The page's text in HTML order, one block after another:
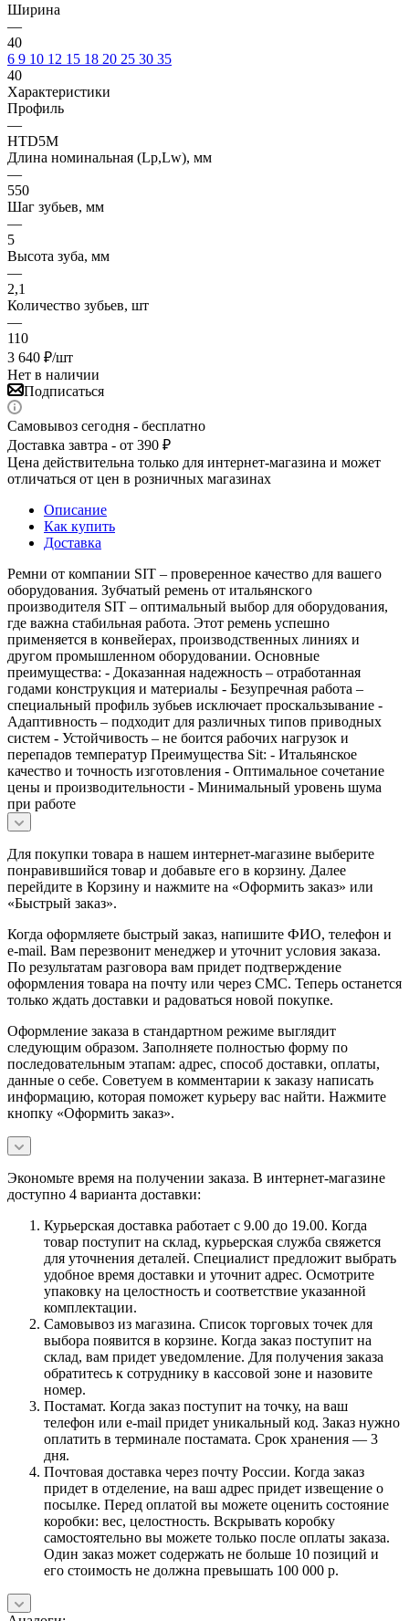
Ширина
—
40
6 9 10 12 15 18 20 25 30 35
40
Характеристики
Профиль
—
HTD5M
Длина номинальная (Lp,Lw), мм
—
550
Шаг зубьев, мм
—
5
Высота зуба, мм
—
2,1
Количество зубьев, шт
—
110
3 640 ₽/шт
Нет в наличии
Подписаться
Самовывоз сегодня - бесплатно
Доставка завтра - от 390 ₽
Цена действительна только для интернет-магазина и может
отличаться от цен в розничных магазинах
Описание
Как купить
Доставка
Ремни от компании SIT – проверенное качество для вашего
оборудования. Зубчатый ремень от итальянского
производителя SIT – оптимальный выбор для оборудования,
где важна стабильная работа. Этот ремень успешно
применяется в конвейерах, производственных линиях и
другом промышленном оборудовании. Основные
преимущества: - Доказанная надежность – отработанная
годами конструкция и материалы - Безупречная работа –
специальный профиль зубьев исключает проскальзывание -
Адаптивность – подходит для различных типов приводных
систем - Устойчивость – не боится рабочих нагрузок и
перепадов температур Преимущества Sit: - Итальянское
качество и точность изготовления - Оптимальное сочетание
цены и производительности - Минимальный уровень шума
при работе
Для покупки товара в нашем интернет-магазине выберите
понравившийся товар и добавьте его в корзину. Далее
перейдите в Корзину и нажмите на «Оформить заказ» или
«Быстрый заказ».
Когда оформляете быстрый заказ, напишите ФИО, телефон и
e-mail. Вам перезвонит менеджер и уточнит условия заказа.
По результатам разговора вам придет подтверждение
оформления товара на почту или через СМС. Теперь останется
только ждать доставки и радоваться новой покупке.
Оформление заказа в стандартном режиме выглядит
следующим образом. Заполняете полностью форму по
последовательным этапам: адрес, способ доставки, оплаты,
данные о себе. Советуем в комментарии к заказу написать
информацию, которая поможет курьеру вас найти. Нажмите
кнопку «Оформить заказ».
Экономьте время на получении заказа. В интернет-магазине
доступно 4 варианта доставки:
Курьерская доставка работает с 9.00 до 19.00. Когда
товар поступит на склад, курьерская служба свяжется
для уточнения деталей. Специалист предложит выбрать
удобное время доставки и уточнит адрес. Осмотрите
упаковку на целостность и соответствие указанной
комплектации.
Самовывоз из магазина. Список торговых точек для
выбора появится в корзине. Когда заказ поступит на
склад, вам придет уведомление. Для получения заказа
обратитесь к сотруднику в кассовой зоне и назовите
номер.
Постамат. Когда заказ поступит на точку, на ваш
телефон или e-mail придет уникальный код. Заказ нужно
оплатить в терминале постамата. Срок хранения — 3
дня.
Почтовая доставка через почту России. Когда заказ
придет в отделение, на ваш адрес придет извещение о
посылке. Перед оплатой вы можете оценить состояние
коробки: вес, целостность. Вскрывать коробку
самостоятельно вы можете только после оплаты заказа.
Один заказ может содержать не больше 10 позиций и
его стоимость не должна превышать 100 000 р.